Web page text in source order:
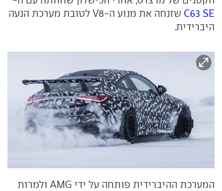
C63 SE
שזנחה את מנוע ה-V8 לטובת מערכת הנעה
היברידית.
המערכת ההיברידית פותחה על ידי AMG ולמרות